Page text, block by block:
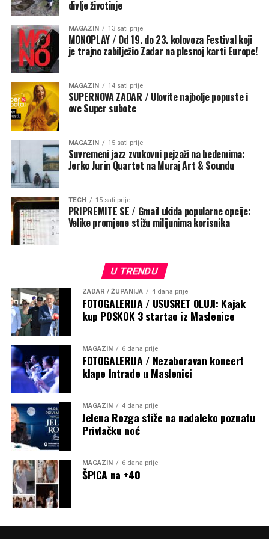
Kad joj je anđeo navijestio da će postati Majkom Sina
Božjega, nije mogla unaprijed vidjeti kamo će je njezin
pristanak odvesti. Pa ipak, rekla je: „Evo službenice
Gospodnje, neka mi bude po tvojoj riječi“. U toj rečenici
sažima se Marijina vjera i veličina. Ona ne traži da joj Bog
unaprijed objasni svaki korak. Ne postavlja mu svoje
uvjete. Ne prihvaća samo ono što razumije i što joj
odgovara. Ona sluša, vjeruje i predaje se Božjoj volji“,
istaknuo je nadbiskup. Naglasio je kako nas „Marija ne uči
da vjernik nikad neće susresti protivni vjetar. Njeno srce
nije bilo pošteđeno boli. Ona nas uči kako ostati vjeran
kad se more uzburka; da i tada slušamo Božju riječ i da ne
prestanemo vjerovati kako Bog vodi našu lađu i kada ne
razumijemo put kojim nas vodi“.
divlje životinje
MAGAZIN 13 sati prije
MONOPLAY / Od 19. do 23. kolovoza Festival koji
je trajno zabilježio Zadar na plesnoj karti Europe!
MAGAZIN 14 sati prije
SUPERNOVA ZADAR / Ulovite najbolje popuste i
ove Super subote
MAGAZIN 15 sati prije
Suvremeni jazz zvukovni pejzaži na bedemima:
Jerko Jurin Quartet na Muraj Art & Soundu
TECH 15 sati prije
PRIPREMITE SE / Gmail ukida popularne opcije:
Velike promjene stižu milijunima korisnika
U TRENDU
ZADAR / ŽUPANIJA 4 dana prije
FOTOGALERIJA / USUSRET OLUJI: Kajak
kup POSKOK 3 startao iz Maslenice
MAGAZIN 6 dana prije
FOTOGALERIJA / Nezaboravan koncert
klape Intrade u Maslenici
MAGAZIN 4 dana prije
Jelena Rozga stiže na nadaleko poznatu
Privlačku noć
MAGAZIN 6 dana prije
ŠPICA na +40